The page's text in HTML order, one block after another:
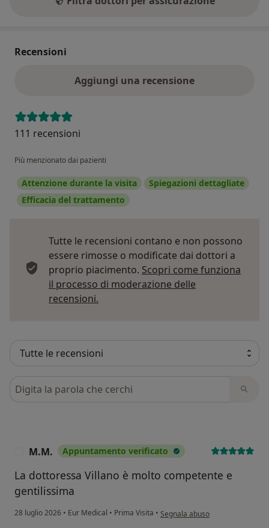
Recensioni
Aggiungi una recensione
111 recensioni
Più menzionato dai pazienti
Attenzione durante la visita
Spiegazioni dettagliate
Efficacia del trattamento
Tutte le recensioni contano e non possono
essere rimosse o modificate dai dottori a
proprio piacimento. Scopri come funziona
il processo di moderazione delle
recensioni.
Cerca nelle recensioni
M.M. Appuntamento verificato
La dottoressa Villano è molto competente e
gentilissima
28 luglio 2026 • Eur Medical • Prima Visita • secondo l'opinione dell'utente
Segnala abuso